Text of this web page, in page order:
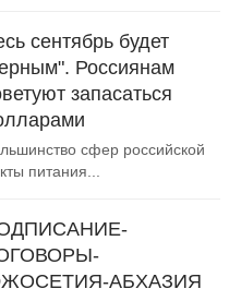
сентябрь будет
Россиянам
запасаться
сфер российской
питания...
АБХАЗИЯ